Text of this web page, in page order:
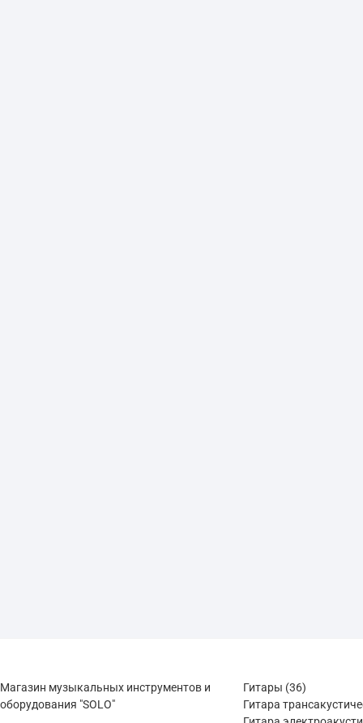
Магазин музыкальных инструментов и
оборудования "SOLO"
Гитары 3636
товаров
Гитара